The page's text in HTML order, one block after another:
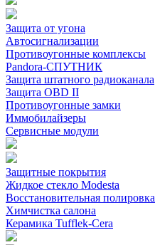
Защита от угона
Автосигнализации
Противоугонные комплексы
Pandora-СПУТНИК
Защита штатного радиоканала
Защита OBD II
Противоугонные замки
Иммобилайзеры
Сервисные модули
Защитные покрытия
Жидкое стекло Modesta
Восстановительная полировка
Химчистка салона
Керамика Tufflek-Cera